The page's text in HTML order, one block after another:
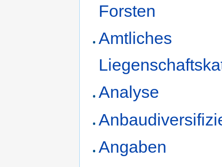
Forsten
Amtliches
Analyse
Angaben